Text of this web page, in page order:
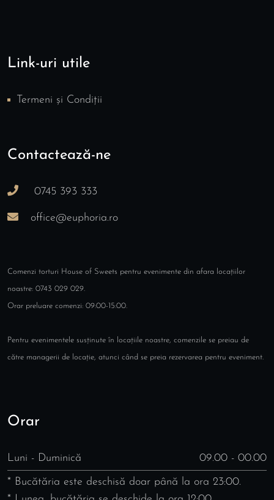
Link-uri utile
Termeni și Condiții
Contactează-ne
0745 393 333
office@euphoria.ro
Comenzi torturi House of Sweets pentru evenimente din afara locațiilor
noastre: 0743 029 029.
Orar preluare comenzi: 09:00-15:00.
Pentru evenimentele susținute în locațiile noastre, comenzile se preiau de
către managerii de locație, atunci când se preia rezervarea pentru eveniment.
Orar
Luni - Duminică 09.00 - 00.00
* Bucătăria este deschisă doar până la ora 23:00.